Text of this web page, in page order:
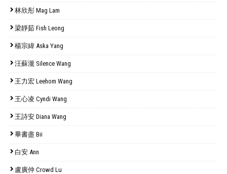
林欣彤 Mag Lam
梁靜茹 Fish Leong
楊宗緯 Aska Yang
汪蘇瀧 Silence Wang
王力宏 Leehom Wang
王心凌 Cyndi Wang
王詩安 Diana Wang
畢書盡 Bii
白安 Ann
盧廣仲 Crowd Lu